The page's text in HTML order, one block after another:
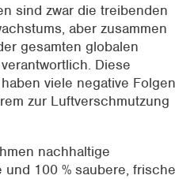
sind zwar die treibenden
aber zusammen
gesamten globalen
Diese
viele negative Folgen
zur Luftverschmutzung
nachhaltige
100 % saubere, frische